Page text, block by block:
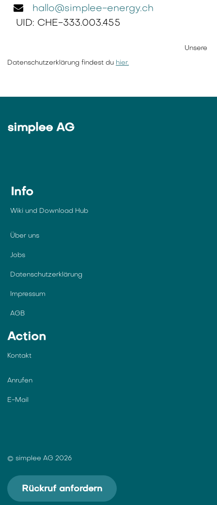
hallo@simplee-energy.ch
UID: CHE-333.003.455
Unsere
Datenschutzerklärung findest du hier.
simplee AG
Info
Wiki und Download Hub
Über uns
Jobs
Datenschutzerklärung
Impressum
AGB
Action
Kontakt
Anrufen
E-Mail
© simplee AG 2026
Rückruf anfordern